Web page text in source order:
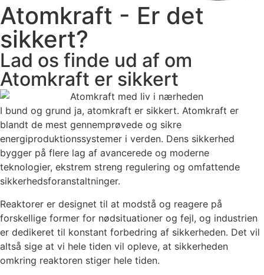
Atomkraft - Er det
sikkert?
Lad os finde ud af om
Atomkraft er sikkert
I bund og grund ja, atomkraft er sikkert. Atomkraft er
blandt de mest gennemprøvede og sikre
energiproduktionssystemer i verden. Dens sikkerhed
bygger på flere lag af avancerede og moderne
teknologier, ekstrem streng regulering og omfattende
sikkerhedsforanstaltninger.
Reaktorer er designet til at modstå og reagere på
forskellige former for nødsituationer og fejl, og industrien
er dedikeret til konstant forbedring af sikkerheden. Det vil
altså sige at vi hele tiden vil opleve, at sikkerheden
omkring reaktoren stiger hele tiden.